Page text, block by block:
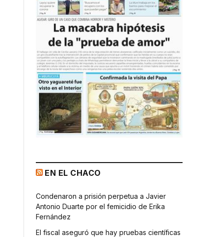
EN EL CHACO
Condenaron a prisión perpetua a Javier
Antonio Duarte por el femicidio de Erika
Fernández
El fiscal aseguró que hay pruebas científicas